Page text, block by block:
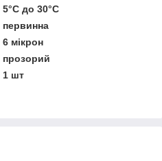
5°С до 30°С
первинна
6 мікрон
прозорий
1 шт